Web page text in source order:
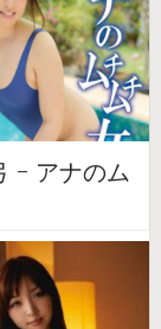
– アナのム